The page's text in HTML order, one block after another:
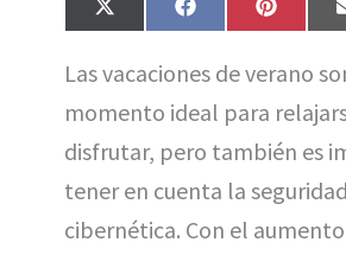
Compartir
en
X
(
w
t
t
e
r
)
Compartir
en
F
a
e
o
o
k
en
P
i
t
r
e
s
t
Las vacaciones de verano
momento ideal para
disfrutar, pero también es
tener en cuenta la seguridad
cibernética. Con el